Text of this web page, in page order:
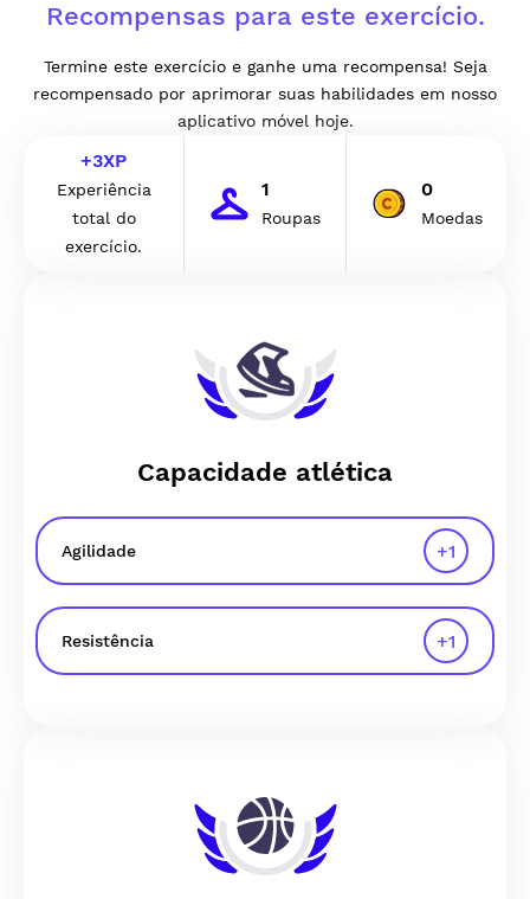
Recompensas para este exercício.
Termine este exercício e ganhe uma recompensa! Seja
recompensado por aprimorar suas habilidades em nosso
aplicativo móvel hoje.
+3XP
Experiência
total do
exercício.
1
Roupas
0
Moedas
Capacidade atlética
Agilidade +1
Resistência +1